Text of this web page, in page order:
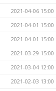
2021-04-06 15:00
2021-04-01 15:00
2021-04-01 15:00
2021-03-29 15:00
2021-03-04 12:00
2021-02-03 13:00